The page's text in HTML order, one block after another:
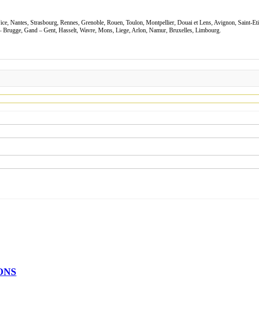
Nantes, Strasbourg, Rennes, Grenoble, Rouen, Toulon, Montpellier, Douai et Lens, Avignon, Saint-
Gand – Gent, Hasselt, Wavre, Mons, Liege, Arlon, Namur, Bruxelles, Limbourg.